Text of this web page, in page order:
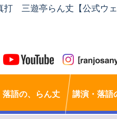
三遊亭らん丈【公式ウェ
落語の、らん丈 講演・落語